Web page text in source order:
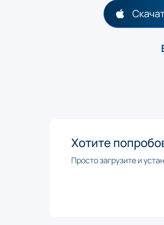
Хотите
Просто загрузите и